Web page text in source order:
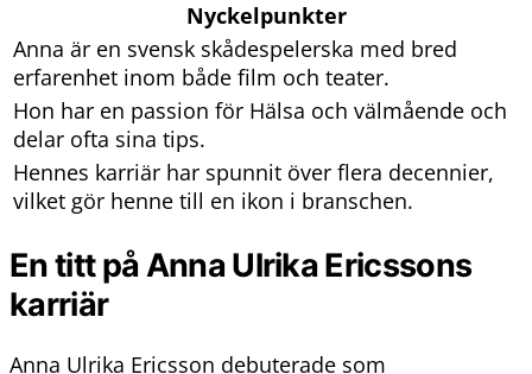
Nyckelpunkter
Anna är en svensk skådespelerska med bred
erfarenhet inom både film och teater.
Hon har en passion för Hälsa och välmående och
delar ofta sina tips.
Hennes karriär har spunnit över flera decennier,
vilket gör henne till en ikon i branschen.
En titt på Anna Ulrika Ericssons
karriär
Anna Ulrika Ericsson debuterade som